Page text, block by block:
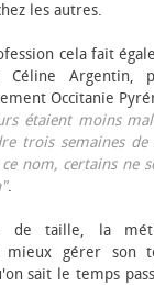
les autres.
cela fait
Argentin,
Occitanie
étaient moins
trois semaines de
nom, certains ne
.
de taille, la
mieux gérer son
sait le temps